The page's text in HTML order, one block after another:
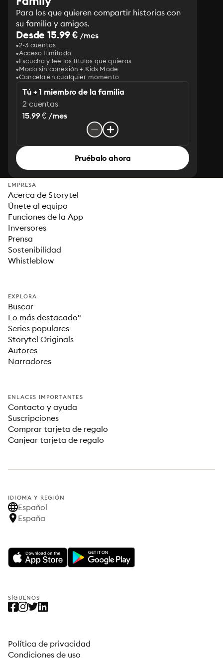
Para los que quieren compartir historias con
su familia y amigos.
Desde 15.99 € /mes
2-3 cuentas
Acceso Ilimitado
Escucha y lee los títulos que quieras
Modo sin conexión + Kids Mode
Cancela en cualquier momento
Tú + 1 miembro de la familia
2 cuentas
15.99 € /mes
Pruébalo ahora
EMPRESA
Acerca de Storytel
Únete al equipo
Funciones de la App
Inversores
Prensa
Sostenibilidad
Whistleblow
EXPLORA
Buscar
Lo más destacado"
Series populares
Storytel Originals
Autores
Narradores
ENLACES IMPORTANTES
Contacto y ayuda
Suscripciones
Comprar tarjeta de regalo
Canjear tarjeta de regalo
IDIOMA Y REGIÓN
Español
España
SÍGUENOS
Política de privacidad
Condiciones de uso